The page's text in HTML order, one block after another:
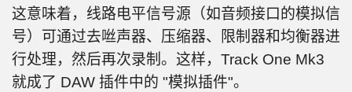
这意味着，线路电平信号源（如音频接口的模拟信
号）可通过去咝声器、压缩器、限制器和均衡器进
行处理，然后再次录制。这样，Track One Mk3
就成了 DAW 插件中的 "模拟插件"。